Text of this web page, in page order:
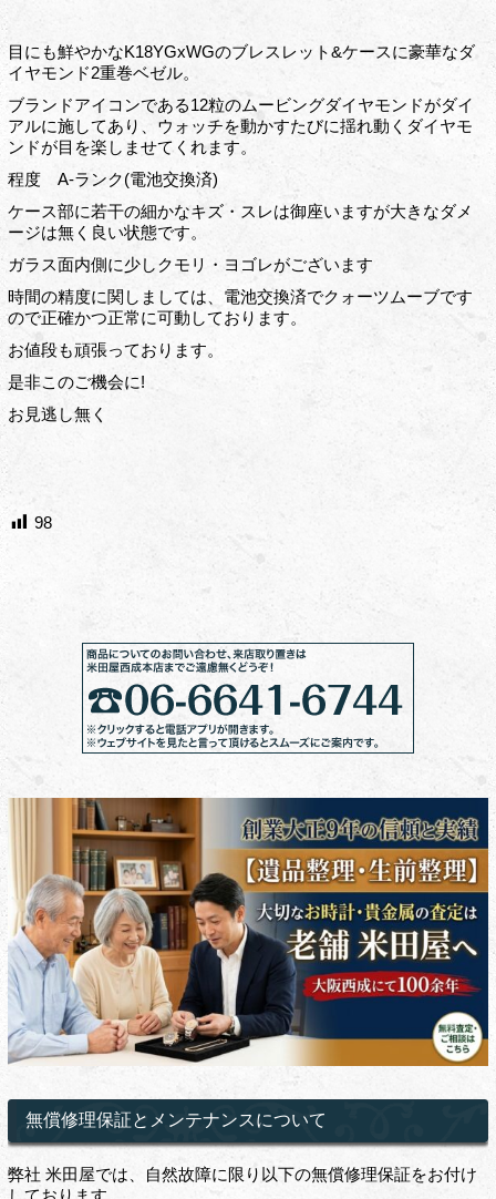
目にも鮮やかなK18YGxWGのブレスレット&ケースに豪華なダ
イヤモンド2重巻ベゼル。
ブランドアイコンである12粒のムービングダイヤモンドがダイ
アルに施してあり、ウォッチを動かすたびに揺れ動くダイヤモ
ンドが目を楽しませてくれます。
程度 A-ランク(電池交換済)
ケース部に若干の細かなキズ・スレは御座いますが大きなダメ
ージは無く良い状態です。
ガラス面内側に少しクモリ・ヨゴレがございます
時間の精度に関しましては、電池交換済でクォーツムーブです
ので正確かつ正常に可動しております。
お値段も頑張っております。
是非このご機会に!
お見逃し無く
98
無償修理保証とメンテナンスについて
弊社 米田屋では、自然故障に限り以下の無償修理保証をお付け